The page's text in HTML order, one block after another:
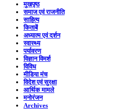
मुखपृष्ठ
समाज एवं राजनीति
साहित्य
किताबें
अध्यात्म एवं दर्शन
स्वास्थ्य
पर्यावरण
विज्ञान विमर्श
विविध
मीडिया मंच
विदेश एवं सुरक्षा
आर्थिक मामले
मनोरंजन
Archives